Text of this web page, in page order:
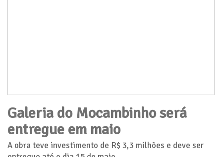
Galeria do Mocambinho será
entregue em maio
A obra teve investimento de R$ 3,3 milhões e deve ser